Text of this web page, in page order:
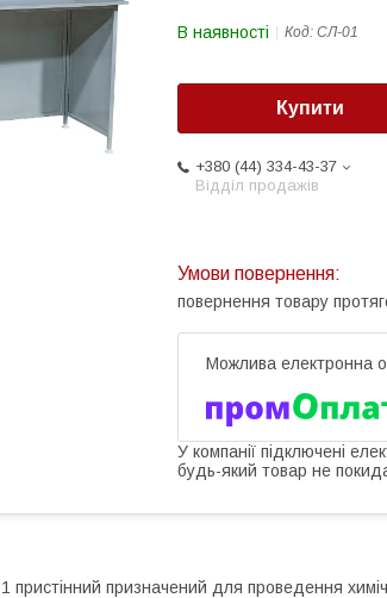
В наявності Код: СЛ-01
Купити
+380 (44) 334-43-37
Відділ продажів
повернення товару
У компанії підключені
будь-який товар не
пристінний призначений для проведення